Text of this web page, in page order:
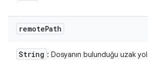
remotePath
String : Dosyanın bulunduğu uzak